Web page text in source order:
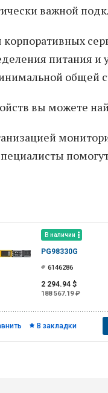
важной
питания
общей
вы можете
В наличии
PG98330G
6146286
2 294.94 $
188 567.19 ₽
В закладки